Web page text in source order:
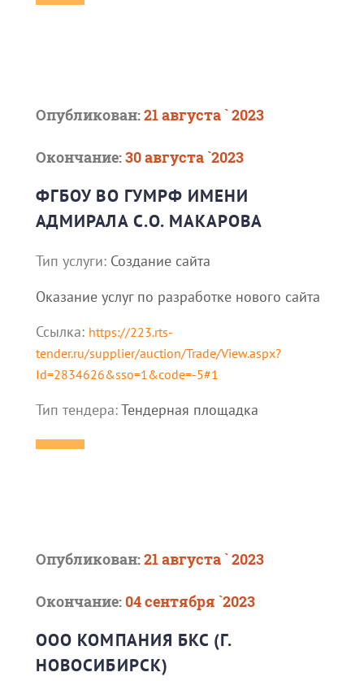
Опубликован:21 августа ` 2023
Окончание:30 августа `2023
ФГБОУ ВО ГУМРФ ИМЕНИ
АДМИРАЛА С.О. МАКАРОВА
Тип услуги: Создание сайта
Оказание услуг по разработке нового сайта
Ссылка: https://223.rts-
tender.ru/supplier/auction/Trade/View.aspx?
Id=2834626&sso=1&code=-5#1
Тип тендера:Тендерная площадка
Опубликован:21 августа ` 2023
Окончание:04 сентября `2023
ООО КОМПАНИЯ БКС (Г.
НОВОСИБИРСК)